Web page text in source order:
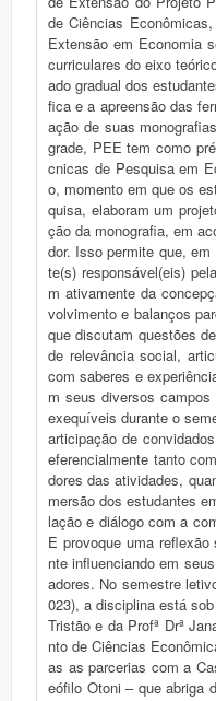
de Ciências
Extensão em Economia
curriculares do eixo
ado gradual dos
fica e a apreensão das
ação de suas
grade, PEE tem como
cnicas de Pesquisa em
o, momento em que os
quisa, elaboram um
ção da monografia, em
dor. Isso permite que,
te(s) responsável(eis)
m ativamente da
volvimento e balanços
que discutam questões
de relevância social,
com saberes e
m seus diversos
exequíveis durante o
articipação de
eferencialmente tanto
dores das atividades,
mersão dos estudantes
lação e diálogo com a
E provoque uma
nte influenciando em
adores. No semestre
023), a disciplina está
Tristão e da Profª Drª
nto de Ciências
as as parcerias com a
eófilo Otoni – que abriga